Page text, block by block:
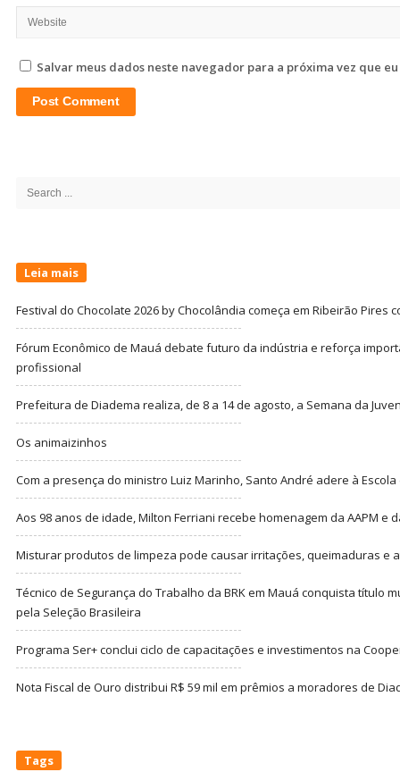
Salvar meus dados neste navegador para a próxima vez que
Search
Leia mais
Festival do Chocolate 2026 by Chocolândia começa em Ribeirão Pires
Fórum Econômico de Mauá debate futuro da indústria e reforça
profissional
Prefeitura de Diadema realiza, de 8 a 14 de agosto, a Semana da
Os animaizinhos
Com a presença do ministro Luiz Marinho, Santo André adere à
Aos 98 anos de idade, Milton Ferriani recebe homenagem da AAPM e
Misturar produtos de limpeza pode causar irritações, queimaduras e
Técnico de Segurança do Trabalho da BRK em Mauá conquista título
pela Seleção Brasileira
Programa Ser+ conclui ciclo de capacitações e investimentos na
Nota Fiscal de Ouro distribui R$ 59 mil em prêmios a moradores de
Tags